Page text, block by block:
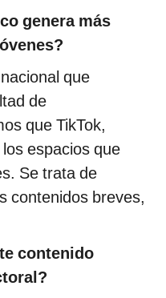
genera más
que
de
que TikTok,
espacios que
Se trata de
contenidos breves,
contenido